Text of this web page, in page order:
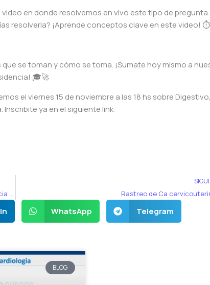
en donde resolvemos en vivo este tipo de pregunta.
resolverla? ¡Aprende conceptos clave en este video!
se toman y cómo se toma. ¡Sumate hoy mismo a
🎓🚀
el viernes 15 de noviembre a las 18 hs sobre
ya en el siguiente link:
🧠 La importancia de Neurología en los exámenes de residencia 🏥 Rastreo de Ca
WhatsApp Telegram
BLOG